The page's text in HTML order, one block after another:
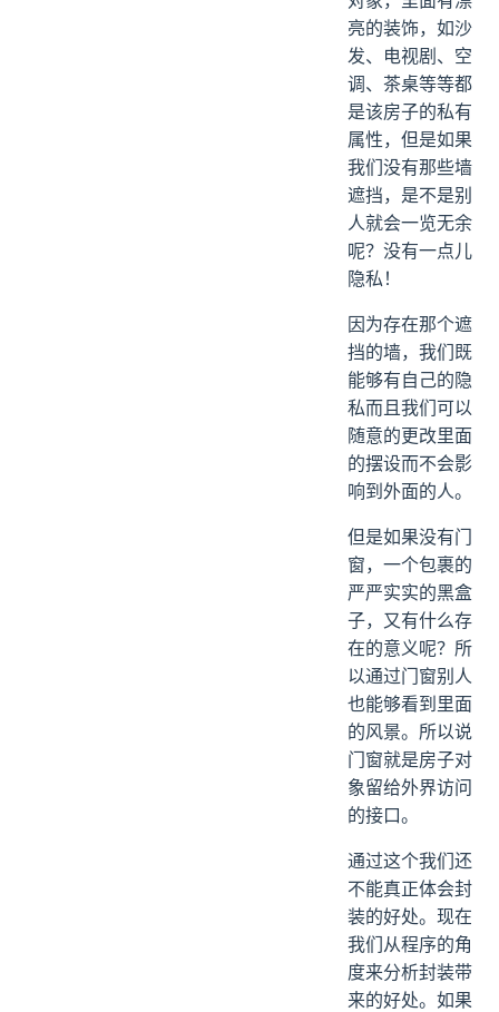
亮的装饰，如沙
发、电视剧、空
调、茶桌等等都
是该房子的私有
属性，但是如果
我们没有那些墙
遮挡，是不是别
人就会一览无余
呢？没有一点儿
隐私！
因为存在那个遮
挡的墙，我们既
能够有自己的隐
私而且我们可以
随意的更改里面
的摆设而不会影
响到外面的人。
但是如果没有门
窗，一个包裹的
严严实实的黑盒
子，又有什么存
在的意义呢？所
以通过门窗别人
也能够看到里面
的风景。所以说
门窗就是房子对
象留给外界访问
的接口。
通过这个我们还
不能真正体会封
装的好处。现在
我们从程序的角
度来分析封装带
来的好处。如果